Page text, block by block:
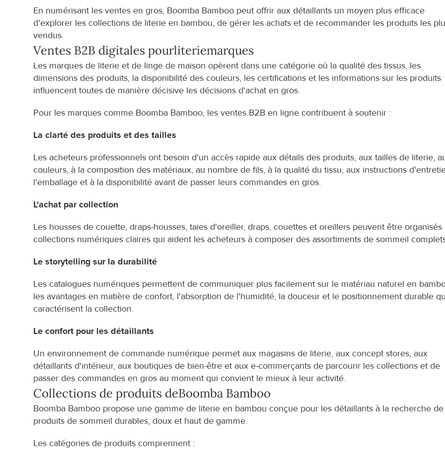
En numérisant les ventes en gros, Boomba Bamboo peut offrir aux détaillants un moyen plus efficace
d'explorer les collections de literie en bambou, de gérer les achats et de recommander les produits les
vendus.
Ventes B2B digitales pourliteriemarques
Les marques de literie et de linge de maison opèrent dans une catégorie où la qualité des tissus, les
dimensions des produits, la disponibilité des couleurs, les certifications et les informations sur les produits
influencent toutes de manière décisive les décisions d'achat en gros.
Pour les marques comme Boomba Bamboo, les ventes B2B en ligne contribuent à soutenir :
La clarté des produits et des tailles
Les acheteurs professionnels ont besoin d'un accès rapide aux détails des produits, aux tailles de literie,
couleurs, à la composition des matériaux, au nombre de fils, à la qualité du tissu, aux instructions
l'emballage et à la disponibilité avant de passer leurs commandes en gros.
L'achat par collection
Les housses de couette, draps-housses, taies d'oreiller, draps, couettes et oreillers peuvent être organisés
collections numériques claires qui aident les acheteurs à composer des assortiments de sommeil
Le storytelling sur la durabilité
Les catalogues numériques permettent de communiquer plus facilement sur le matériau naturel en
les avantages en matière de confort, l'absorption de l'humidité, la douceur et le positionnement durable
caractérisent la collection.
Le confort pour les détaillants
Un environnement de commande numérique permet aux magasins de literie, aux concept stores, aux
détaillants d'intérieur, aux boutiques de bien-être et aux e-commerçants de parcourir les collections et de
passer des commandes en gros au moment qui convient le mieux à leur activité.
Collections de produits deBoomba Bamboo
Boomba Bamboo propose une gamme de literie en bambou conçue pour les détaillants à la recherche de
produits de sommeil durables, doux et haut de gamme.
Les catégories de produits comprennent :